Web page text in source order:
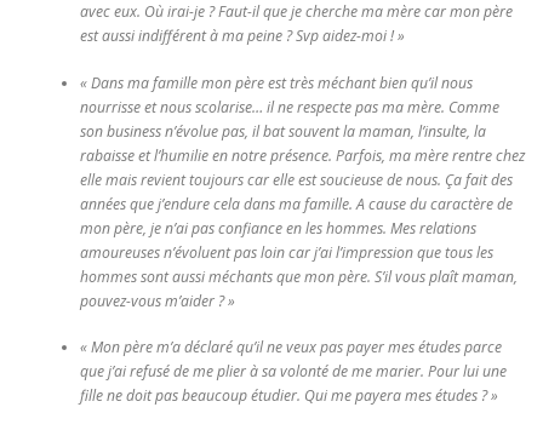
avec eux. Où irai-je ? Faut-il que je cherche ma mère car mon père
est aussi indifférent à ma peine ? Svp aidez-moi ! »
« Dans ma famille mon père est très méchant bien qu’il nous
nourrisse et nous scolarise… il ne respecte pas ma mère. Comme
son business n’évolue pas, il bat souvent la maman, l’insulte, la
rabaisse et l’humilie en notre présence. Parfois, ma mère rentre chez
elle mais revient toujours car elle est soucieuse de nous. Ça fait des
années que j’endure cela dans ma famille. A cause du caractère de
mon père, je n’ai pas confiance en les hommes. Mes relations
amoureuses n’évoluent pas loin car j’ai l’impression que tous les
hommes sont aussi méchants que mon père. S’il vous plaît maman,
pouvez-vous m’aider ? »
« Mon père m’a déclaré qu’il ne veux pas payer mes études parce
que j’ai refusé de me plier à sa volonté de me marier. Pour lui une
fille ne doit pas beaucoup étudier. Qui me payera mes études ? »